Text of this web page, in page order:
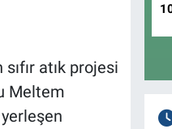
atık projesi
Meltem